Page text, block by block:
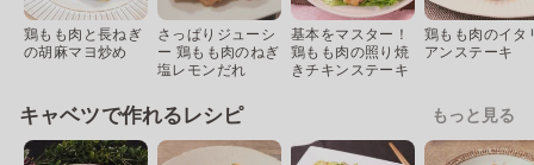
鶏もも肉と長ねぎ
の胡麻マヨ炒め
さっぱりジューシ
ー 鶏もも肉のねぎ
塩レモンだれ
基本をマスター！
鶏もも肉の照り焼
きチキンステーキ
鶏もも肉のイタ
アンステーキ
キャベツで作れるレシピ もっと見る